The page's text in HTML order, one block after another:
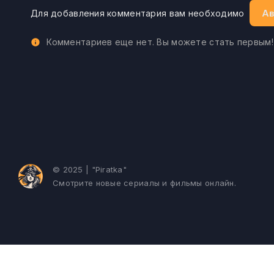
Для добавления комментария вам необходимо
Комментариев еще нет. Вы можете стать первым!
© 2025 | "Piratka"
Смотрите новые сериалы и фильмы онлайн.